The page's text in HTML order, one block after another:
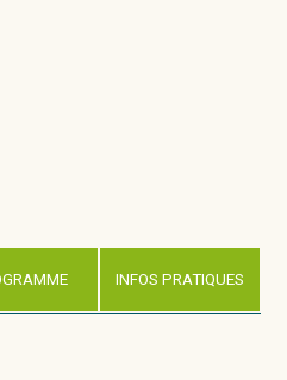
INFOS PRATIQUES